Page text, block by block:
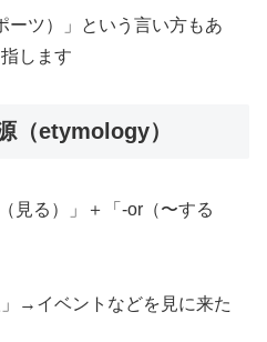
ーツ）」という言い方もあ
します
（etymology）
見る）」＋「-or（〜する
」→イベントなどを見に来た